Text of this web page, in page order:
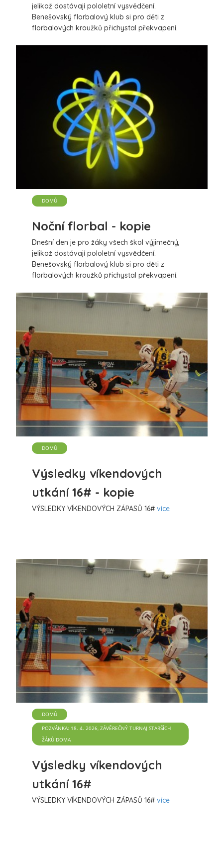
jelikož dostávají pololetní vysvědčení.
Benešovský florbalový klub si pro děti z
florbalových kroužků přichystal překvapení.
hráči jsou osvětleni světelnými tyčinkami, které
napomáhají při orientaci na hřišti a rozpoznání
spoluhráčů a soupeřů. Celá hra se jinak
odehrává v zasnuté hale ve tmě ouze při svitu
světelných tyčinek. Další podrobnosti budou
doplněny po skončení celé akce.
Na video z akce klikněte na následující odkaz
https://www.facebook.com/florbalbenesov.cz/videos/
Noční florbal - kopie
Dnešní den je pro žáky všech škol výjimečný,
jelikož dostávají pololetní vysvědčení.
Benešovský florbalový klub si pro děti z
florbalových kroužků přichystal překvapení.
zpestřeny „nočním florbalem“ což je pro děti
zážitek. Florbalové míčky, mantinely, branky a
napomáhají při orientaci na hřišti a rozpoznání
spoluhráčů a soupeřů. Celá hra se jinak
odehrává v zasnuté hale ve tmě ouze při svitu
světelných tyčinek. Další podrobnosti budou
doplněny po skončení celé akce.
Na video z akce klikněte na následující odkaz
https://www.facebook.com/florbalbenesov.cz/videos/
více
DOMŮ
Výsledky víkendových
utkání 16# - kopie
VÝSLEDKY VÍKENDOVÝCH ZÁPASŮ 16# více
DOMŮ
Výsledky víkendových
utkání 16#
VÝSLEDKY VÍKENDOVÝCH ZÁPASŮ 16# více
DOMŮ
POZVÁNKA: 18. 4. 2026, ZÁVĚREČNÝ TURNAJ STARŠÍCH
ŽÁKŮ DOMA